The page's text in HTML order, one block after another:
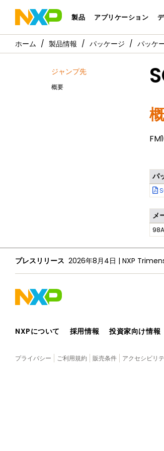
製品 アプリケーション
製品情報 パッケージ パッケ
ジャンプ先
概要
パ
メ
プレスリリース 2026年8月4日 |
NXPについて 採用情報 投資家向け情報
プライバシー ご利用規約 販売条件 アクセシビリ